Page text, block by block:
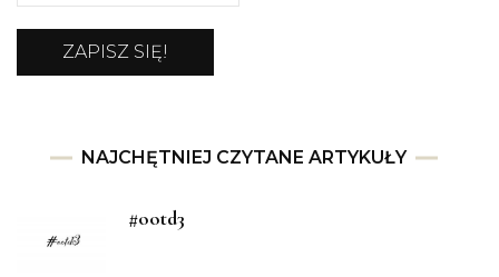
NAJCHĘTNIEJ CZYTANE ARTYKUŁY
#ootd3